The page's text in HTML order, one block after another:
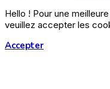
Hello ! Pour une
veuillez accepter les
Accepter